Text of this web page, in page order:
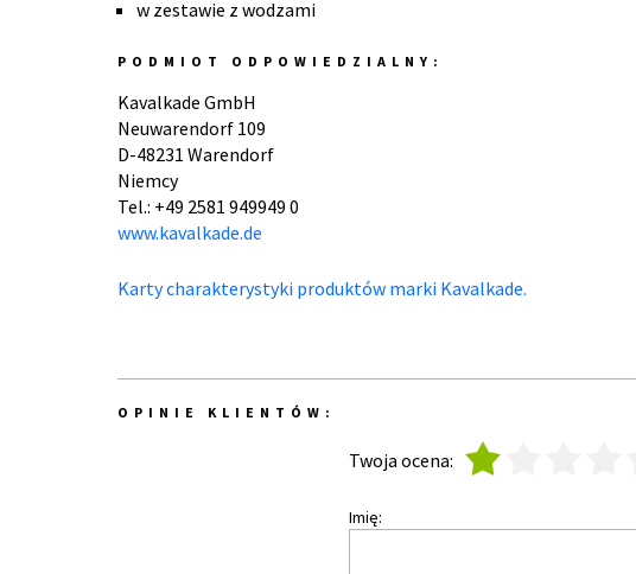
w zestawie z wodzami
PODMIOT ODPOWIEDZIALNY:
Kavalkade GmbH
Neuwarendorf 109
D-48231 Warendorf
Niemcy
Tel.: +49 2581 949949 0
www.kavalkade.de
Karty charakterystyki produktów marki Kavalkade.
OPINIE KLIENTÓW:
Twoja ocena:
Imię: